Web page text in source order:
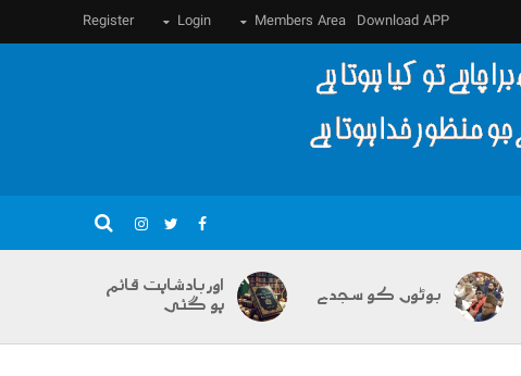
Download APP
Members Area
Login
Register
بوٹوں کو سجدے
اور بادشاہت قائم
ہو گئی